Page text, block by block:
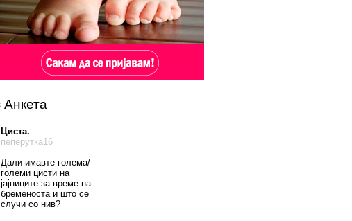
Анкета
Циста.
пеперутка16
Дали имавте голема/
големи цисти на
јајниците за време на
бременоста и што се
случи со нив?